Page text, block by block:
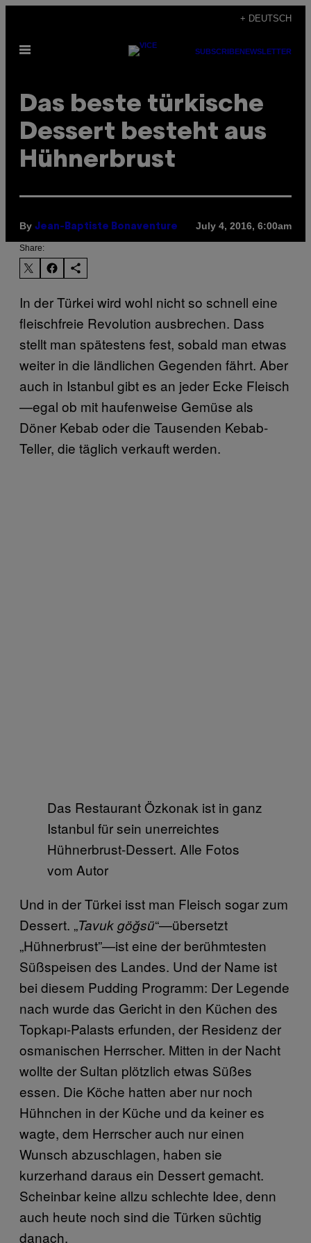
content
+ DEUTSCH
Open
SUBSCRIBENEWSLETTER
Das beste türkische
Dessert besteht aus
Hühnerbrust
By Jean-Baptiste Bonaventure July 4, 2016, 6:00am
Share:
In der Türkei wird wohl nicht so schnell eine
fleischfreie Revolution ausbrechen. Dass
stellt man spätestens fest, sobald man etwas
weiter in die ländlichen Gegenden fährt. Aber
auch in Istanbul gibt es an jeder Ecke Fleisch
—egal ob mit haufenweise Gemüse als
Döner Kebab oder die Tausenden Kebab-
Teller, die täglich verkauft werden.
Das Restaurant Özkonak ist in ganz
Istanbul für sein unerreichtes
Hühnerbrust-Dessert. Alle Fotos
vom Autor
Und in der Türkei isst man Fleisch sogar zum
Dessert. „Tavuk göğsü“—übersetzt
„Hühnerbrust”—ist eine der berühmtesten
Süßspeisen des Landes. Und der Name ist
bei diesem Pudding Programm: Der Legende
nach wurde das Gericht in den Küchen des
Topkapı-Palasts erfunden, der Residenz der
osmanischen Herrscher. Mitten in der Nacht
wollte der Sultan plötzlich etwas Süßes
essen. Die Köche hatten aber nur noch
Hühnchen in der Küche und da keiner es
wagte, dem Herrscher auch nur einen
Wunsch abzuschlagen, haben sie
kurzerhand daraus ein Dessert gemacht.
Scheinbar keine allzu schlechte Idee, denn
auch heute noch sind die Türken süchtig
danach.